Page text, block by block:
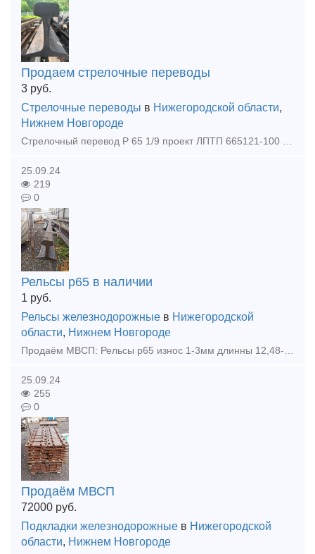
Продаем стрелочные переводы
3 руб.
Стрелочные переводы в Нижегородской области,
Нижнем Новгороде
Стрелочный перевод Р 65 1/9 проект ЛПТП 665121-100 с хранения ( без износа ) ЛЕВЫЙ
25.09.24
219
0
Рельсы р65 в наличии
1 руб.
Рельсы железнодорожные в Нижегородской
области, Нижнем Новгороде
Продаём МВСП: Рельсы р65 износ 1-3мм длинны 12,48-12,68м количество 29шт Рельсы р65 износ 1-3мм длинны 11,40-11,88м количество 10шт Рельсы р65 износ 1-2мм длинны 9,88м количество 4шт Рельс
25.09.24
255
0
Продаём МВСП
72000 руб.
Подкладки железнодорожные в Нижегородской
области, Нижнем Новгороде